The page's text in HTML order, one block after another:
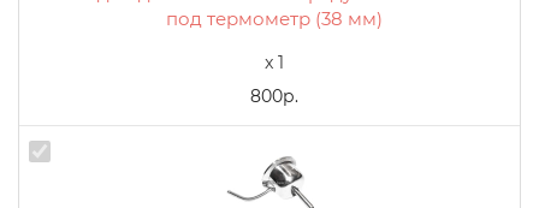
под термометр (38 мм)
x 1
800р.